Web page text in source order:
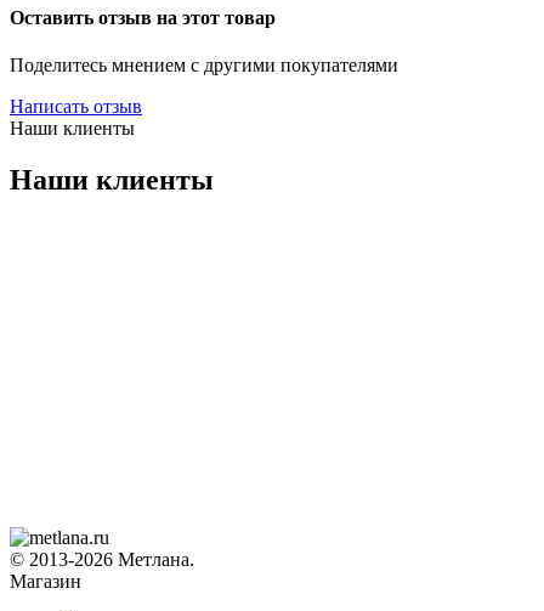
Оставить отзыв на этот товар
Поделитесь мнением с другими покупателями
Написать отзыв
Наши клиенты
Наши клиенты
© 2013-2026 Метлана.
Магазин